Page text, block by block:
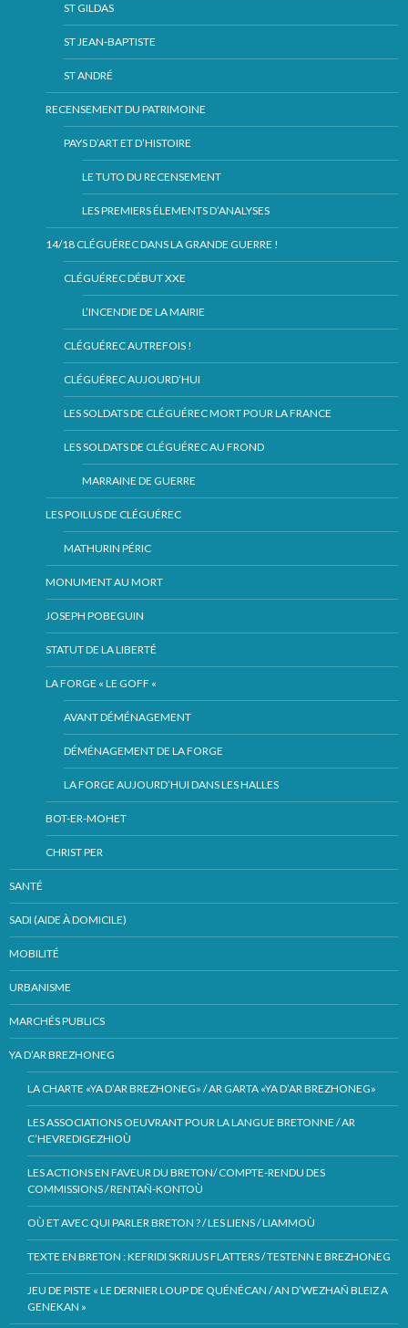
ST GILDAS
ST JEAN-BAPTISTE
ST ANDRÉ
RECENSEMENT DU PATRIMOINE
PAYS D’ART ET D’HISTOIRE
LE TUTO DU RECENSEMENT
LES PREMIERS ÉLEMENTS D’ANALYSES
14/18 CLÉGUÉREC DANS LA GRANDE GUERRE !
CLÉGUÉREC DÉBUT XXE
L’INCENDIE DE LA MAIRIE
CLÉGUÉREC AUTREFOIS !
CLÉGUÉREC AUJOURD’HUI
LES SOLDATS DE CLÉGUÉREC MORT POUR LA FRANCE
LES SOLDATS DE CLÉGUÉREC AU FROND
MARRAINE DE GUERRE
LES POILUS DE CLÉGUÉREC
MATHURIN PÉRIC
MONUMENT AU MORT
JOSEPH POBEGUIN
STATUT DE LA LIBERTÉ
LA FORGE « LE GOFF «
AVANT DÉMÉNAGEMENT
DÉMÉNAGEMENT DE LA FORGE
LA FORGE AUJOURD’HUI DANS LES HALLES
BOT-ER-MOHET
CHRIST PER
SANTÉ
SADI (AIDE À DOMICILE)
MOBILITÉ
URBANISME
MARCHÉS PUBLICS
YA D’AR BREZHONEG
LA CHARTE «YA D’AR BREZHONEG» / AR GARTA «YA D’AR BREZHONEG»
LES ASSOCIATIONS OEUVRANT POUR LA LANGUE BRETONNE / AR
C’HEVREDIGEZHIOÙ
LES ACTIONS EN FAVEUR DU BRETON/ COMPTE-RENDU DES
COMMISSIONS / RENTAÑ-KONTOÙ
OÙ ET AVEC QUI PARLER BRETON ? / LES LIENS / LIAMMOÙ
TEXTE EN BRETON : KEFRIDI SKRIJUS FLATTERS / TESTENN E BREZHONEG
JEU DE PISTE « LE DERNIER LOUP DE QUÉNÉCAN / AN D’WEZHAÑ BLEIZ A
GENEKAN »